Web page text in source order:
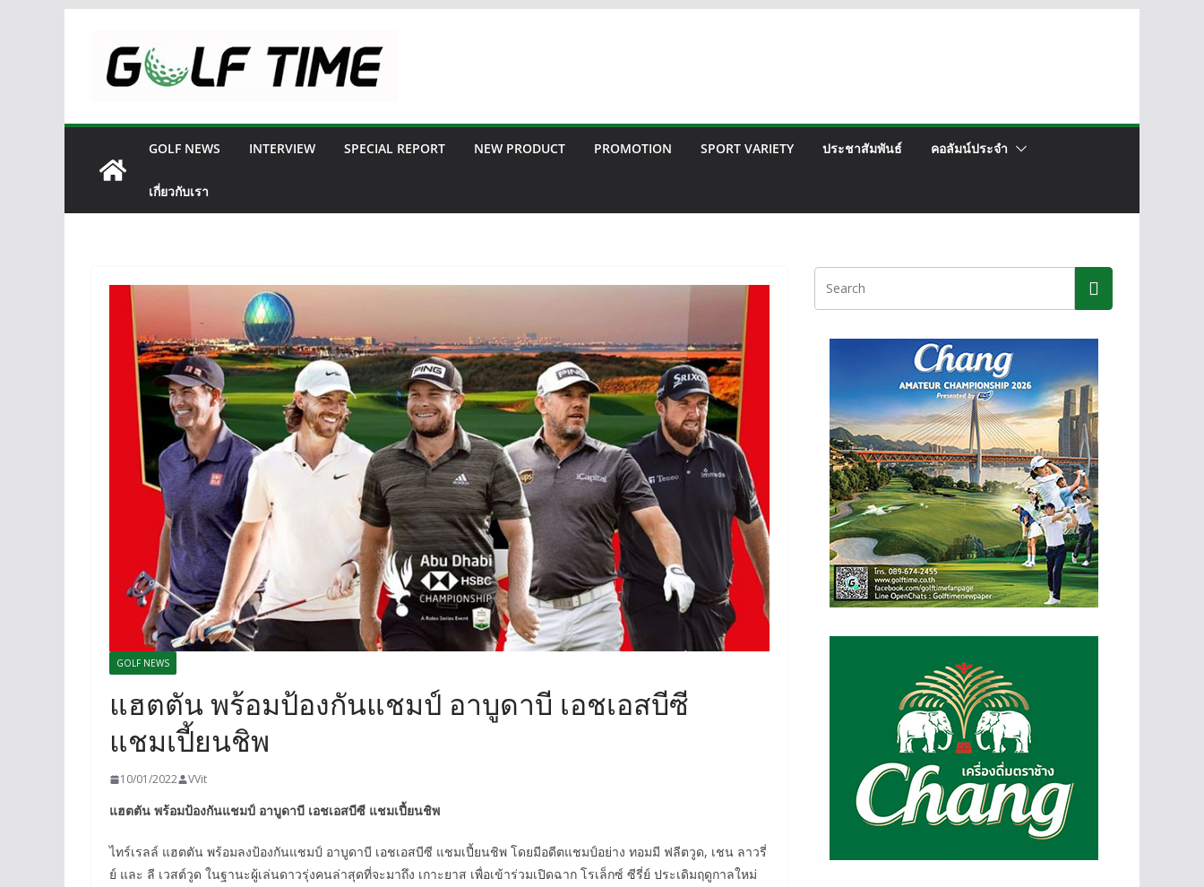
content
GOLF NEWS INTERVIEW SPECIAL REPORT NEW PRODUCT PROMOTION SPORT VARIETY ประชาสัมพันธ์ คอลัมน์ประจำ
เกี่ยวกับเรา
GOLF NEWS
แฮตตัน พร้อมป้องกันแชมป์ อาบูดาบี เอชเอสบีซี
แชมเปี้ยนชิพ
10/01/2022 VVit
แฮตตัน พร้อมป้องกันแชมป์ อาบูดาบี เอชเอสบีซี แชมเปี้ยนชิพ
ไทร์เรลล์ แฮตตัน พร้อมลงป้องกันแชมป์ อาบูดาบี เอชเอสบีซี แชมเปี้ยนชิพ โดยมีอดีตแชมป์อย่าง ทอมมี ฟลีตวูด, เชน ลาวรี่
ย์ และ ลี เวสต์วูด ในฐานะผู้เล่นดาวรุ่งคนล่าสุดที่จะมาถึง เกาะยาส เพื่อเข้าร่วมเปิดฉาก โรเล็กซ์ ซีรี่ย์ ประเดิมฤดูกาลใหม่